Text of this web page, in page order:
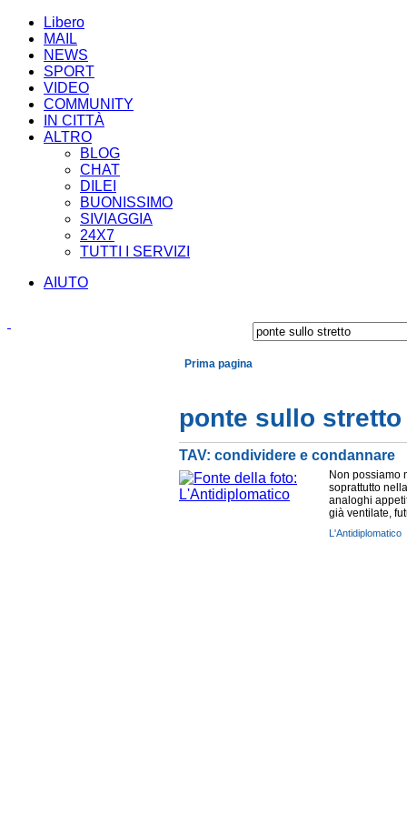
Libero
MAIL
NEWS
SPORT
VIDEO
COMMUNITY
IN CITTÀ
ALTRO
BLOG
CHAT
DILEI
BUONISSIMO
SIVIAGGIA
24X7
TUTTI I SERVIZI
AIUTO
Prima pagina
ponte sullo stretto
TAV: condividere e condannare
Non possiamo
soprattutto
analoghi
già ventilate,
L'Antidiplomatico